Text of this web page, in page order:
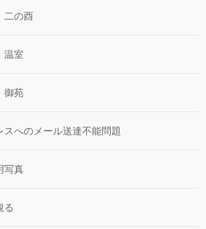
二の酉
温室
御苑
スへのメール送達不能問題
写真
る